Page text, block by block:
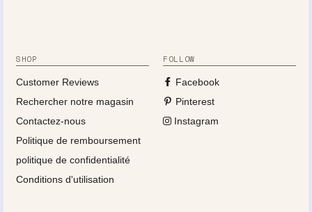
SHOP
Customer Reviews
Rechercher notre magasin
Contactez-nous
Politique de remboursement
politique de confidentialité
Conditions d'utilisation
FOLLOW
Facebook
Pinterest
Instagram